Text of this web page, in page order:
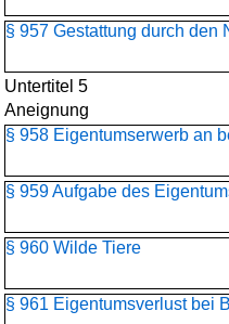
§ 957 Gestattung durch den
Untertitel 5
Aneignung
§ 958 Eigentumserwerb an
§ 959 Aufgabe des
§ 960 Wilde Tiere
§ 961 Eigentumsverlust bei